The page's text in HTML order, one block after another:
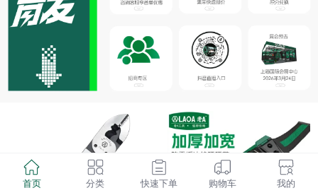
首页 分类 快速下单 购物车 我的